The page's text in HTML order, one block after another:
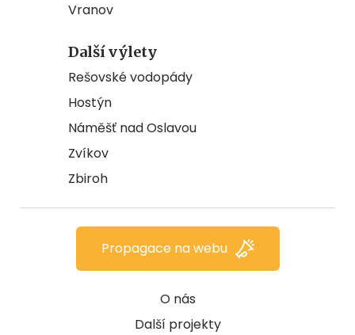
Vranov
Další výlety
Rešovské vodopády
Hostýn
Náměšť nad Oslavou
Zvíkov
Zbiroh
O nás
Další projekty
Propagace na webu